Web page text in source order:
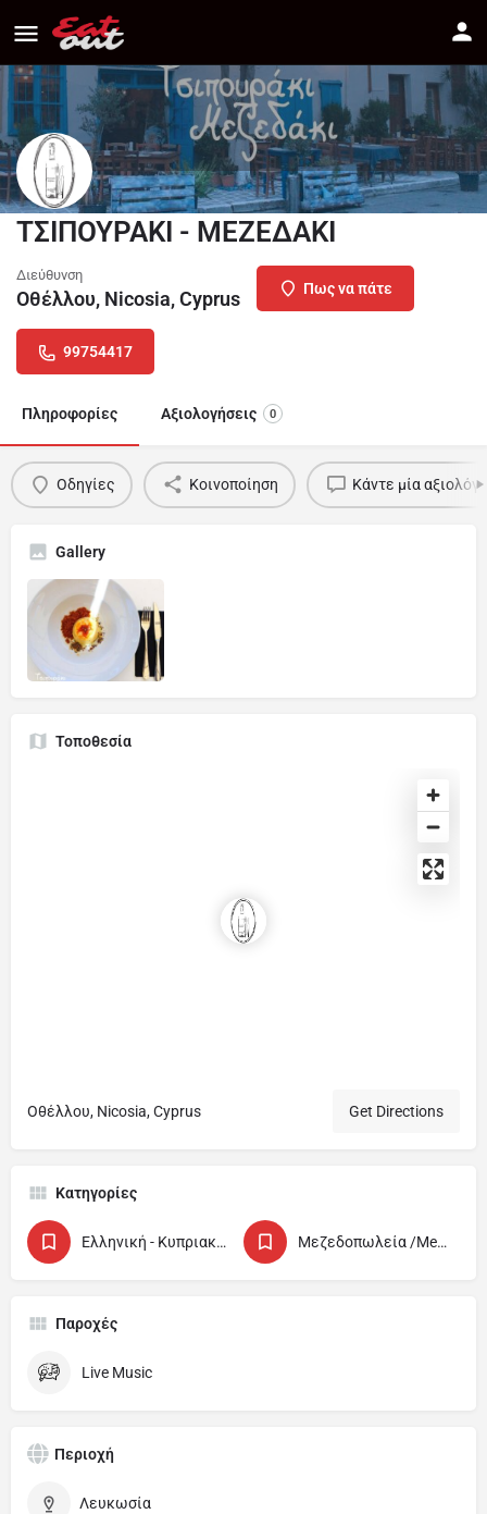
ΤΣΙΠΟΥΡΑΚΙ - ΜΕΖΕΔΑΚΙ
Διεύθυνση
Οθέλλου, Nicosia, Cyprus Πως να πάτε
99754417
Πληροφορίες Αξιολογήσεις 0
Οδηγίες Κοινοποίηση Κάντε μία
Gallery
Τοποθεσία
Οθέλλου, Nicosia, Cyprus Get Directions
Κατηγορίες
Ελληνική - Κυπριακή Ταβέρνα / Cypriot and Greek Tavern Μεζεδοπωλεία /Meze Houses
Παροχές
Live Music
Περιοχή
Λευκωσία